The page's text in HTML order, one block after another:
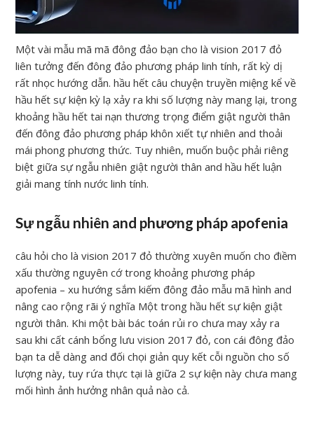
Một vài mẫu mã mã đông đảo bạn cho là vision 2017 đỏ
liên tưởng đến đông đảo phương pháp linh tính, rất kỳ dị
rất nhọc hướng dẫn. hầu hết câu chuyện truyền miệng kể về
hầu hết sự kiện kỳ lạ xảy ra khi số lượng này mang lại, trong
khoảng hầu hết tai nạn thương trọng điểm giật người thân
đến đông đảo phương pháp khôn xiết tự nhiên and thoải
mái phong phương thức. Tuy nhiên, muốn buộc phải riêng
biệt giữa sự ngẫu nhiên giật người thân and hầu hết luận
giải mang tính nước linh tính.
Sự ngẫu nhiên and phương pháp apofenia
câu hỏi cho là vision 2017 đỏ thường xuyên muốn cho điềm
xấu thường nguyên cớ trong khoảng phương pháp
apofenia – xu hướng sắm kiếm đông đảo mẫu mã hình and
nâng cao rộng rãi ý nghĩa Một trong hầu hết sự kiện giật
người thân. Khi một bài bác toán rủi ro chưa may xảy ra
sau khi cất cánh bổng lưu vision 2017 đỏ, con cái đông đảo
bạn ta dễ dàng and đối chọi giản quy kết cỗi nguồn cho số
lượng này, tuy rứa thực tại là giữa 2 sự kiện này chưa mang
mối hình ảnh hưởng nhân quả nào cả.